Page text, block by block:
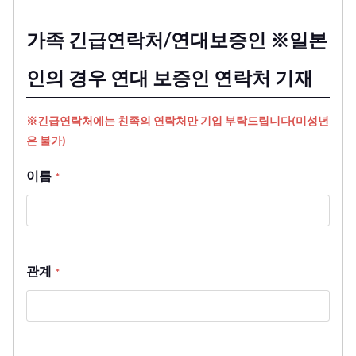
가족 긴급연락처/연대보증인 ※일본
인의 경우 연대 보증인 연락처 기재
※긴급연락처에는 친족의 연락처만 기입 부탁드립니다(미성년
은 불가)
이름 *
관계 *